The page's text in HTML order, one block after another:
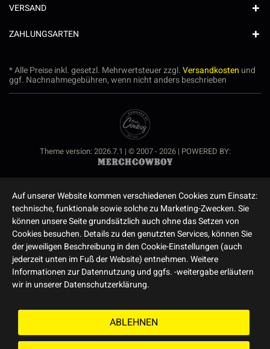
VERSAND
ZAHLUNGSARTEN
* Alle Preise inkl. gesetzl. Mehrwertsteuer zzgl.Versandkosten und
ggf. Nachnahmegebühren, wenn nicht anders beschrieben
Theme version: 2026.7.1 | © 2007 - 2026 | POWERED BY:
Auf unserer Website kommen verschiedenen Cookies zum Einsatz:
technische, funktionale sowie solche zu Marketing-Zwecken. Sie
können unsere Seite grundsätzlich auch ohne das Setzen von
Cookies besuchen. Details zu den genutzten Services, können Sie
der jeweiligen Beschreibung in den Cookie-Einstellungen (auch
jederzeit unten im Fuß der Website) entnehmen. Weitere
Informationen zur Datennutzung und ggfs. -weitergabe erläutern
wir in unserer Datenschutzerklärung.
ABLEHNEN